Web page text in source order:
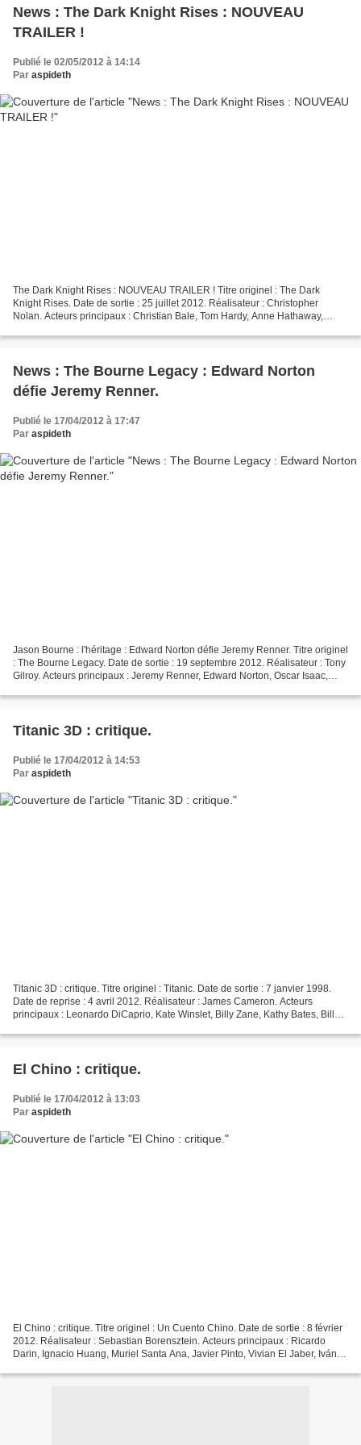
News : The Dark Knight Rises : NOUVEAU
TRAILER !
Publié le 02/05/2012 à 14:14
Par aspideth
The Dark Knight Rises : NOUVEAU TRAILER ! Titre originel : The Dark
Knight Rises. Date de sortie : 25 juillet 2012. Réalisateur : Christopher
Nolan. Acteurs principaux : Christian Bale, Tom Hardy, Anne Hathaway,
News : The Bourne Legacy : Edward Norton
défie Jeremy Renner.
Publié le 17/04/2012 à 17:47
Par aspideth
Jason Bourne : l'héritage : Edward Norton défie Jeremy Renner. Titre originel
: The Bourne Legacy. Date de sortie : 19 septembre 2012. Réalisateur : Tony
Gilroy. Acteurs principaux : Jeremy Renner, Edward Norton, Oscar Isaac,
Titanic 3D : critique.
Publié le 17/04/2012 à 14:53
Par aspideth
Titanic 3D : critique. Titre originel : Titanic. Date de sortie : 7 janvier 1998.
Date de reprise : 4 avril 2012. Réalisateur : James Cameron. Acteurs
principaux : Leonardo DiCaprio, Kate Winslet, Billy Zane, Kathy Bates, Bill
El Chino : critique.
Publié le 17/04/2012 à 13:03
Par aspideth
El Chino : critique. Titre originel : Un Cuento Chino. Date de sortie : 8 février
2012. Réalisateur : Sebastian Borensztein. Acteurs principaux : Ricardo
Darin, Ignacio Huang, Muriel Santa Ana, Javier Pinto, Vivian El Jaber, Iván